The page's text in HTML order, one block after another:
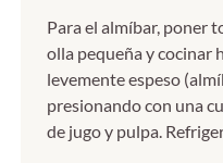
Para el almíbar, poner
olla pequeña y cocinar
levemente espeso
presionando con una
de jugo y pulpa.